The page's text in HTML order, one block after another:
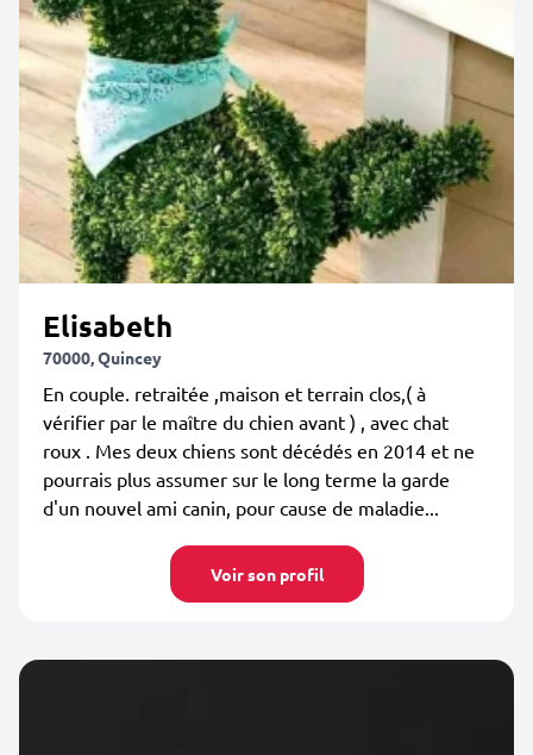
Elisabeth
70000, Quincey
En couple. retraitée ,maison et terrain clos,( à
vérifier par le maître du chien avant ) , avec chat
roux . Mes deux chiens sont décédés en 2014 et ne
pourrais plus assumer sur le long terme la garde
d'un nouvel ami canin, pour cause de maladie...
Voir son profil